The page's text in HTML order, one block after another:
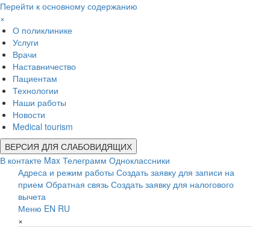
Перейти к основному содержанию
×
О поликлинике
Услуги
Врачи
Наставничество
Пациентам
Технологии
Наши работы
Новости
Medical tourism
ВЕРСИЯ ДЛЯ СЛАБОВИДЯЩИХ
В контакте Max Телеграмм Одноклассники
Адреса и режим работы Создать заявку для записи на
прием Обратная связь Создать заявку для налогового
вычета
Меню EN RU
×